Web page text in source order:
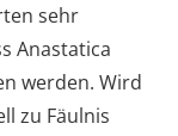
sehr
Anastatica
werden. Wird
zu Fäulnis